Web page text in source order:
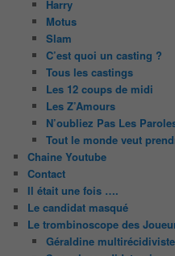
Harry
Motus
Slam
C’est quoi un casting ?
Tous les castings
Les 12 coups de midi
Les Z’Amours
N’oubliez Pas Les
Tout le monde veut
Chaine Youtube
Contact
Il était une fois ….
Le candidat masqué
Le trombinoscope des
Géraldine